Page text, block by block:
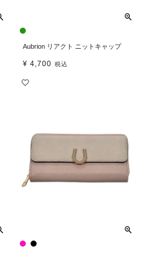
Aubrion リアクト ニットキャップ
¥ 4,700 税込